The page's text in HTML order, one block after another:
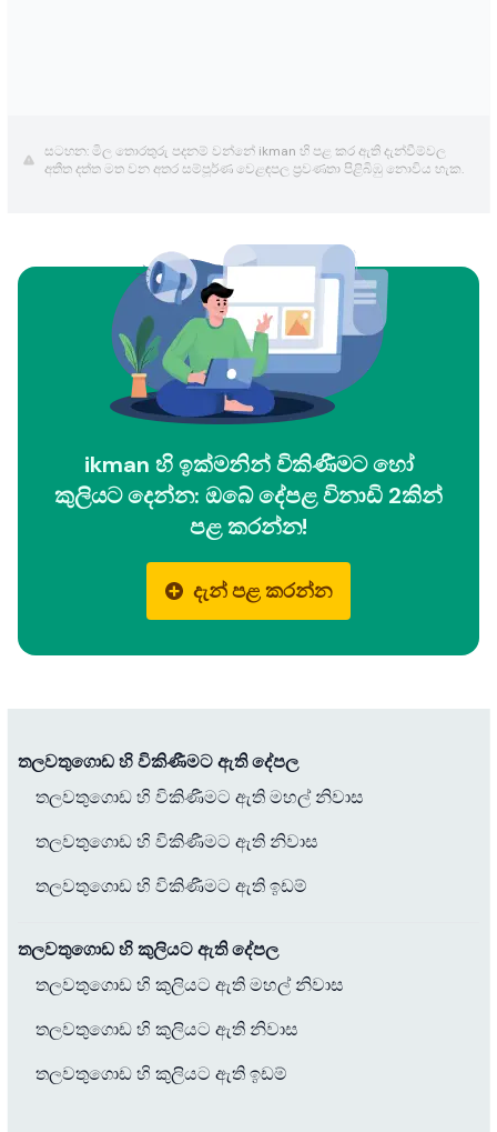
සටහන: මිල තොරතුරු පදනම් වන්නේ ikman හි පළ කර ඇති දැන්වීම්වල
අතීත දත්ත මත වන අතර සම්පූර්ණ වෙළඳපල ප්‍රවණතා පිළිබිඹු නොවිය හැක.
ikman හි ඉක්මනින් විකිණීමට හෝ
කුලියට දෙන්න: ඔබේ දේපළ විනාඩි 2කින්
පළ කරන්න!
දැන් පළ කරන්න
තලවතුගොඩ හි විකිණීමට ඇති දේපල
තලවතුගොඩ හි විකිණීමට ඇති මහල් නිවාස
තලවතුගොඩ හි විකිණීමට ඇති නිවාස
තලවතුගොඩ හි විකිණීමට ඇති ඉඩම්
තලවතුගොඩ හි කුලියට ඇති දේපල
තලවතුගොඩ හි කුලියට ඇති මහල් නිවාස
තලවතුගොඩ හි කුලියට ඇති නිවාස
තලවතුගොඩ හි කුලියට ඇති ඉඩම්